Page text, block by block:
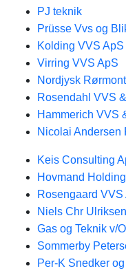
PJ teknik
Prüsse Vvs og
Kolding VVS ApS
Virring VVS ApS
Nordjysk
Rosendahl VVS
Hammerich VVS
Nicolai Andersen
Keis Consulting
Hovmand
Rosengaard VVS
Niels Chr Ulriksen
Gas og Teknik v/
Sommerby
Per-K Snedker